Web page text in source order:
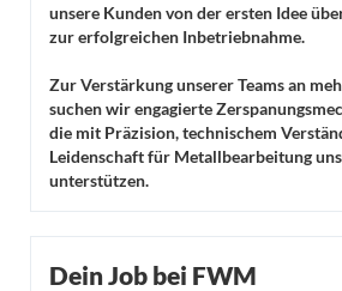
unsere Kunden von der ersten Idee
zur erfolgreichen Inbetriebnahme.
Zur Verstärkung unserer Teams an
suchen wir engagierte
die mit Präzision, technischem
Leidenschaft für Metallbearbeitung
unterstützen.
Dein Job bei FWM